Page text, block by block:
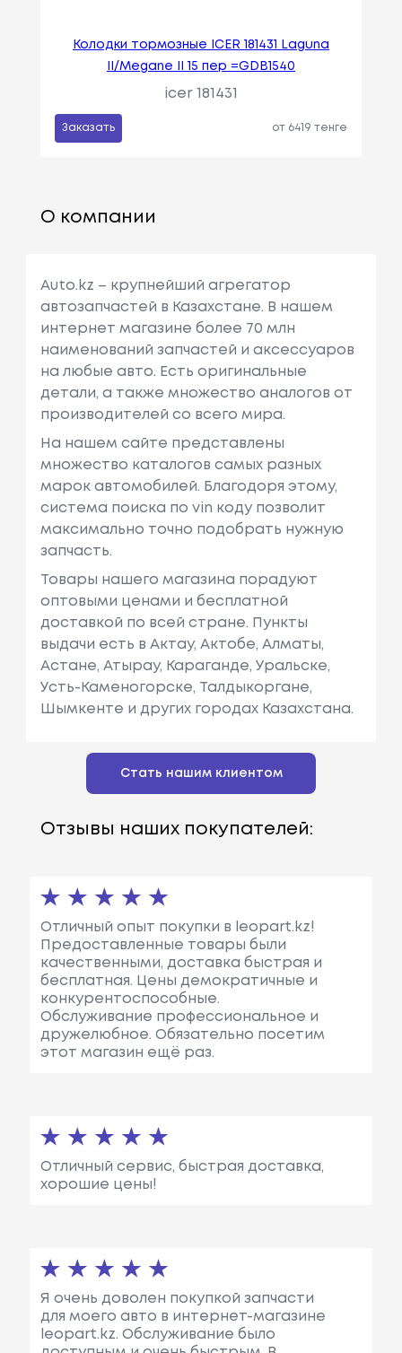
Колодки тормозные ICER 181431 Laguna
II/Megane II 15 пер =GDB1540
icer 181431
Заказать от 6419 тенге
О компании
Auto.kz – крупнейший агрегатор
автозапчастей в Казахстане. В нашем
интернет магазине более 70 млн
наименований запчастей и аксессуаров
на любые авто. Есть оригинальные
детали, а также множество аналогов от
производителей со всего мира.
На нашем сайте представлены
множество каталогов самых разных
марок автомобилей. Благодоря этому,
система поиска по vin коду позволит
максимально точно подобрать нужную
запчасть.
Товары нашего магазина порадуют
оптовыми ценами и бесплатной
доставкой по всей стране. Пункты
выдачи есть в Актау, Актобе, Алматы,
Астане, Атырау, Караганде, Уральске,
Усть-Каменогорске, Талдыкоргане,
Шымкенте и других городах Казахстана.
Стать нашим клиентом
Отзывы наших покупателей:
Отличный опыт покупки в leopart.kz!
Предоставленные товары были
качественными, доставка быстрая и
бесплатная. Цены демократичные и
конкурентоспособные.
Обслуживание профессиональное и
дружелюбное. Обязательно посетим
этот магазин ещё раз.
Отличный сервис, быстрая доставка,
хорошие цены!
Я очень доволен покупкой запчасти
для моего авто в интернет-магазине
leopart.kz. Обслуживание было